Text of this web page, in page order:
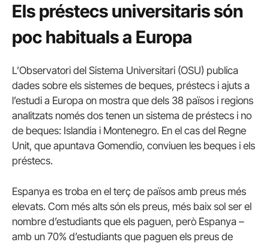
Els préstecs universitaris són
poc habituals a Europa
L’Observatori del Sistema Universitari (OSU) publica
dades sobre els sistemes de beques, préstecs i ajuts a
l’estudi a Europa on mostra que dels 38 països i regions
analitzats només dos tenen un sistema de préstecs i no
de beques: Islandia i Montenegro. En el cas del Regne
Unit, que apuntava Gomendio, conviuen les beques i els
préstecs.
Espanya es troba en el terç de països amb preus més
elevats. Com més alts són els preus, més baix sol ser el
nombre d’estudiants que els paguen, però Espanya –
amb un 70% d’estudiants que paguen els preus de